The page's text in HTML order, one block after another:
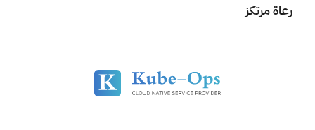
رعاة مرتكز